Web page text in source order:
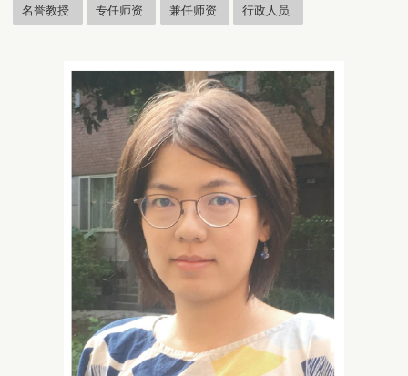
名誉教授 专任师资 兼任师资 行政人员